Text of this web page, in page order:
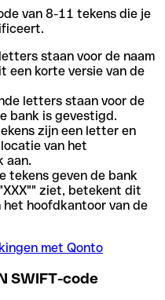
van 8-11 tekens die je
staan voor de naam
een korte versie van de
letters staan voor de
bank is gevestigd.
zijn een letter en
van het
aan.
tekens geven de bank
ziet, betekent dit
het hoofdkantoor van de
met Qonto
SWIFT-code